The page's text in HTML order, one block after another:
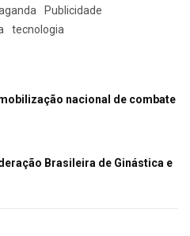
Publicidade
tecnologia
nacional de combate
Brasileira de Ginástica e